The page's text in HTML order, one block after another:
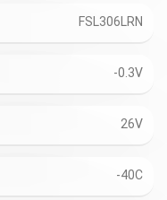
FSL306LRN
-0.3V
26V
-40C